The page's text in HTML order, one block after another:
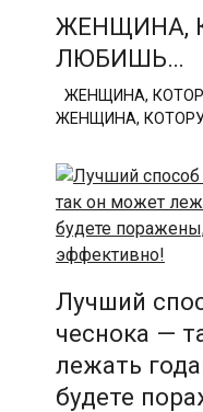
ЖЕНЩИНА,
ЛЮБИШЬ…
ЖЕНЩИНА,
ЖЕНЩИНА,
Лучший
чеснока —
лежать
будете